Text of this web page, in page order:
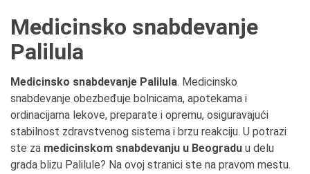
Medicinsko snabdevanje
Palilula
Medicinsko snabdevanje Palilula. Medicinsko
snabdevanje obezbeđuje bolnicama, apotekama i
ordinacijama lekove, preparate i opremu, osiguravajući
stabilnost zdravstvenog sistema i brzu reakciju. U potrazi
ste za medicinskom snabdevanju u Beogradu u delu
grada blizu Palilule? Na ovoj stranici ste na pravom mestu.